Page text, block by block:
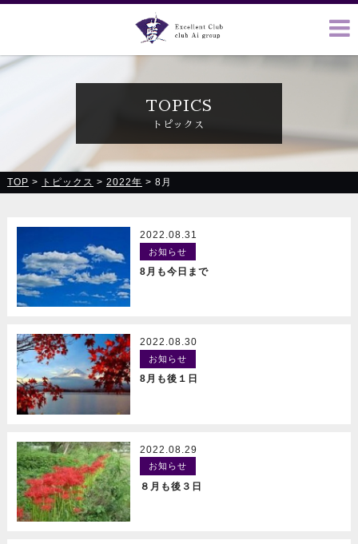
クラブ藍(あい)、クラブ恋(れん)、ルミナス、浪漫館で皆様の
お越しをお待ちしております
TOPICS
トピックス
TOP > トピックス > 2022年 > 8月
READ MORE
2022.08.31
お知らせ
8月も今日まで
READ MORE
2022.08.30
お知らせ
8月も後１日
READ MORE
2022.08.29
お知らせ
８月も後３日